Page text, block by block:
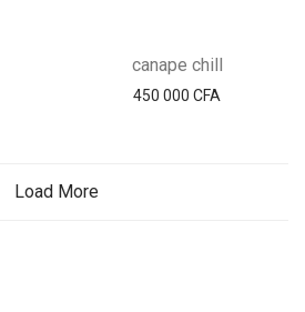
canape chill
450 000 CFA
Load More